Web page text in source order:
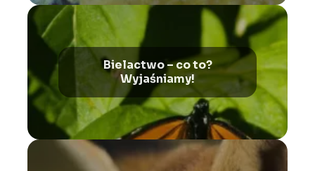
Bielactwo – co to?
Wyjaśniamy!